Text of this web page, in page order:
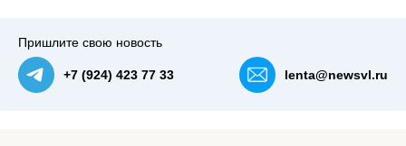
Пришлите свою новость
+7 (924) 423 77 33 lenta@newsvl.ru